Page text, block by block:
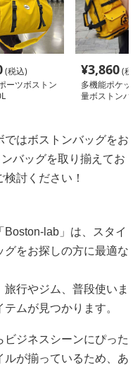
(税込)
ーツボストン
¥3,860(税
多機能ポケッ
量ボストンバ
はボストンバッグをお
バッグを取り揃えてお
討ください！
lab」は、スタイ
グをお探しの方に最適な
行やジム、普段使いま
ムが見つかります。
ジネスシーンにぴった
ルが揃っているため、あ